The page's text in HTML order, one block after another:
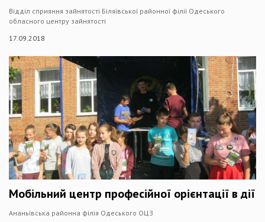
Відділ сприяння зайнятості Біляївської районної філії Одеського
обласного центру зайнятості
17.09.2018
Мобільний центр професійної орієнтації в дії
Ананьївська районна філія Одеського ОЦЗ